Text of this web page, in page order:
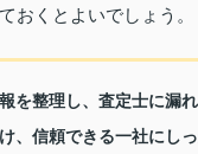
おくとよいでしょう。
を整理し、査定士に漏
、信頼できる一社にし